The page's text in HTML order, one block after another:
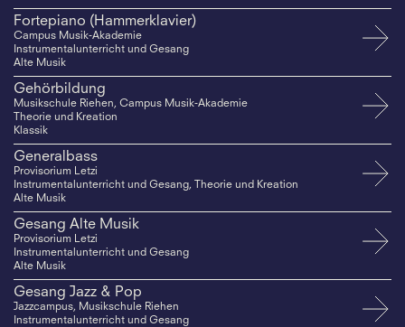
Fortepiano (Hammerklavier)
Campus Musik-Akademie
Instrumentalunterricht und Gesang
Alte Musik
Gehörbildung
Musikschule Riehen, Campus Musik-Akademie
Theorie und Kreation
Klassik
Generalbass
Provisorium Letzi
Instrumentalunterricht und Gesang, Theorie und Kreation
Alte Musik
Gesang Alte Musik
Provisorium Letzi
Instrumentalunterricht und Gesang
Alte Musik
Gesang Jazz & Pop
Jazzcampus, Musikschule Riehen
Instrumentalunterricht und Gesang